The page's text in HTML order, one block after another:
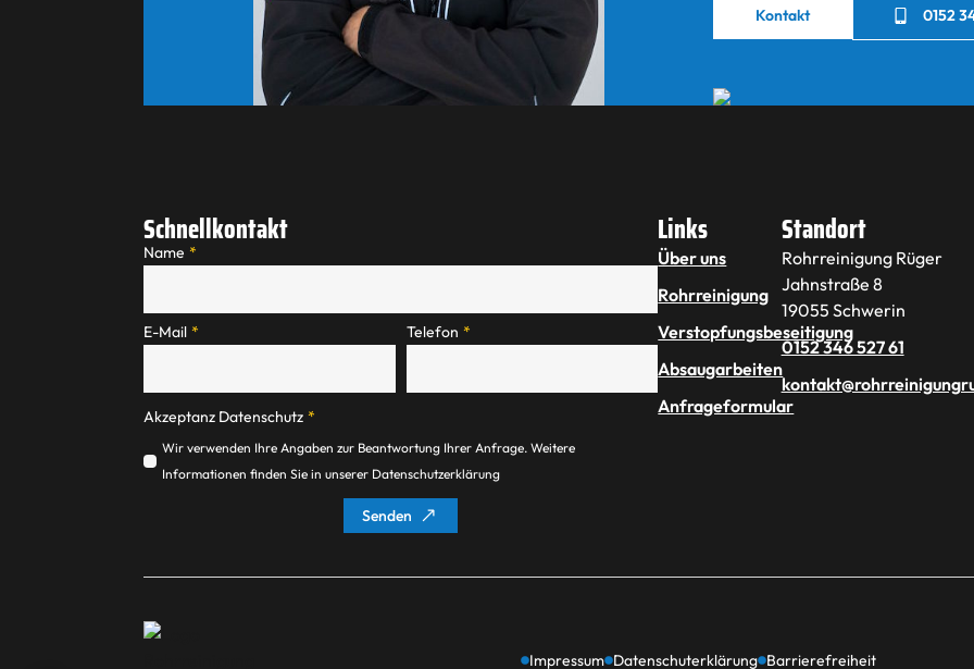
Kontakt 0152
Schnellkontakt
Name *
E-Mail * Telefon *
Akzeptanz Datenschutz *
Wir verwenden Ihre Angaben zur Beantwortung Ihrer Anfrage. Weitere
Informationen finden Sie in unserer Datenschutzerklärung
Senden
Links
Über uns
Rohrreinigung
Verstopfungsbeseitigung
Absaugarbeiten
Anfrageformular
Standort
Rohrreinigung Rüger
Jahnstraße 8
19055 Schwerin
0152 346 527 61
Impressum Datenschuterklärung Barrierefreiheit